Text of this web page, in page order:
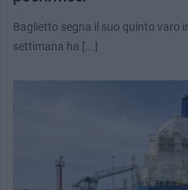
Baglietto segna il suo quinto varo
settimana ha [...]